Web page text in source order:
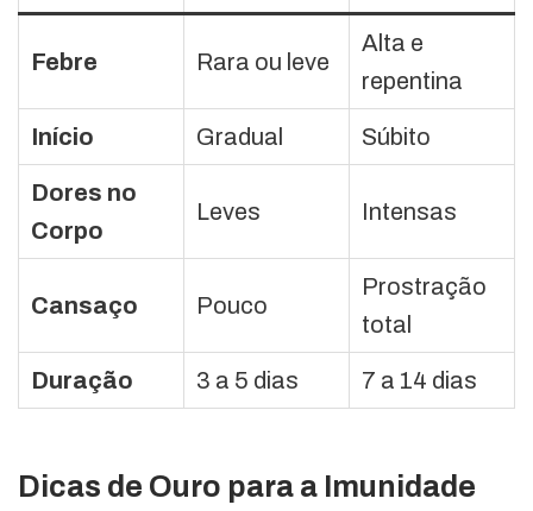
Febre Rara ou leve
Alta e
repentina
Início Gradual Súbito
Dores no
Corpo
Leves Intensas
Cansaço Pouco
Prostração
total
Duração 3 a 5 dias 7 a 14 dias
Dicas de Ouro para a Imunidade